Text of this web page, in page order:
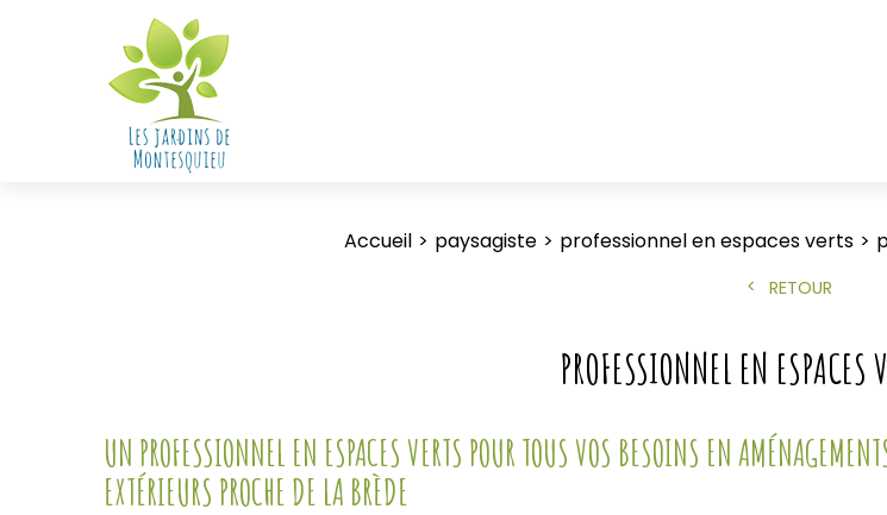
Accueil paysagiste professionnel en espaces verts
RETOUR
PROFESSIONNEL EN ESPACES
UN PROFESSIONNEL EN ESPACES VERTS POUR TOUS VOS BESOINS EN
EXTÉRIEURS PROCHE DE LA BRÈDE